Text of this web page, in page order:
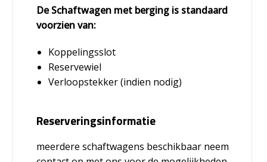
De Schaftwagen met berging is standaard
voorzien van:
Koppelingsslot
Reservewiel
Verloopstekker (indien nodig)
Reserveringsinformatie
meerdere schaftwagens beschikbaar neem